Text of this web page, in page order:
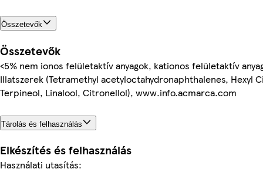
Összetevők
Összetevők
<5% nem ionos felületaktív anyagok, kationos felületaktív
Illatszerek (Tetramethyl acetyloctahydronaphthalenes, Hexyl
Terpineol, Linalool, Citronellol), www.info.acmarca.com
Tárolás és felhasználás
Elkészítés és felhasználás
Használati utasítás: